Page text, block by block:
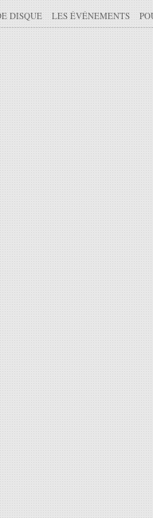
DISQUE LES ÉVÉNEMENTS